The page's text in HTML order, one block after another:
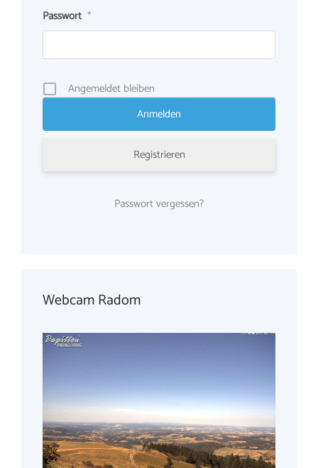
Passwort *
Angemeldet bleiben
Registrieren
Passwort vergessen?
Webcam Radom